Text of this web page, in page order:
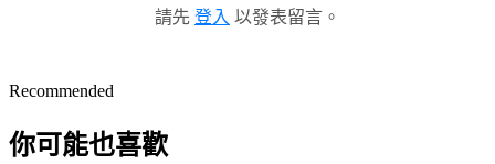
請先 登入 以發表留言。
Recommended
你可能也喜歡